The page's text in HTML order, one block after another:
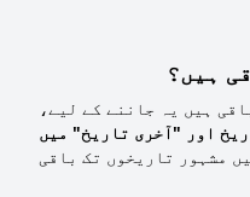
ہیں؟
ہیں یہ جاننے کے لیے،
اور "آخری تاریخ" میں
مشہور تاریخوں تک باقی